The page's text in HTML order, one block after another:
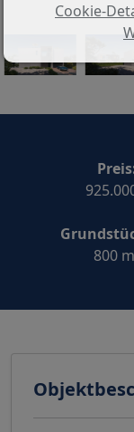
800
Cookie-